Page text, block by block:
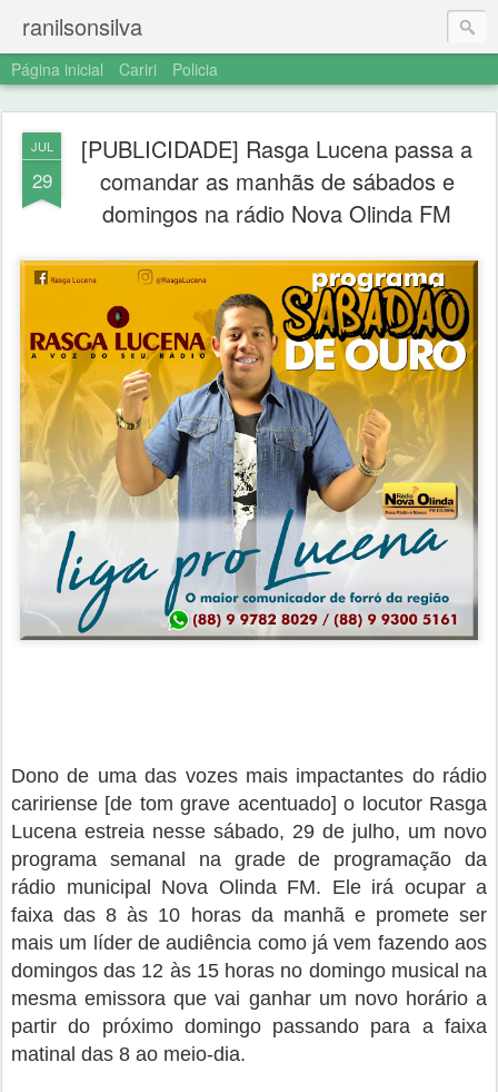
ranilsonsilva
Página inicial Cariri Policia
JUL
29
[PUBLICIDADE] Rasga Lucena passa a
comandar as manhãs de sábados e
domingos na rádio Nova Olinda FM
Dono de uma das vozes mais impactantes do rádio
caririense [de tom grave acentuado] o locutor Rasga
Lucena estreia nesse sábado, 29 de julho, um novo
programa semanal na grade de programação da
rádio municipal Nova Olinda FM. Ele irá ocupar a
faixa das 8 às 10 horas da manhã e promete ser
mais um líder de audiência como já vem fazendo aos
domingos das 12 às 15 horas no domingo musical na
mesma emissora que vai ganhar um novo horário a
partir do próximo domingo passando para a faixa
matinal das 8 ao meio-dia.